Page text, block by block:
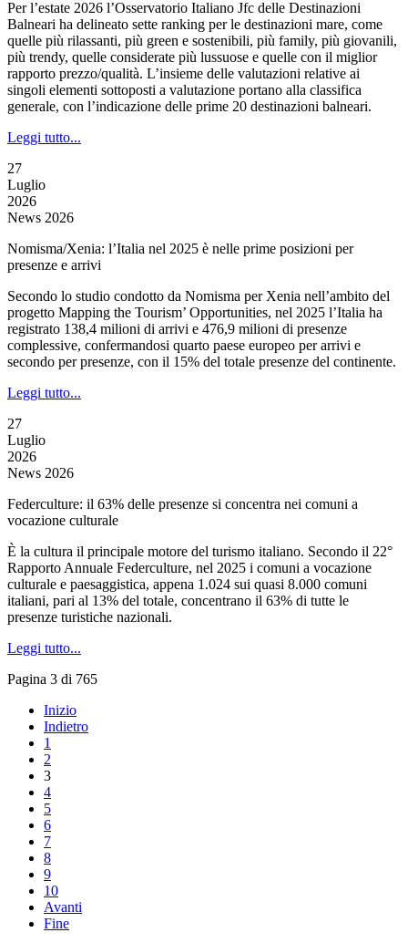
Per l’estate 2026 l’Osservatorio Italiano Jfc delle Destinazioni
Balneari ha delineato sette ranking per le destinazioni mare, come
quelle più rilassanti, più green e sostenibili, più family, più giovanili,
più trendy, quelle considerate più lussuose e quelle con il miglior
rapporto prezzo/qualità. L’insieme delle valutazioni relative ai
singoli elementi sottoposti a valutazione portano alla classifica
generale, con l’indicazione delle prime 20 destinazioni balneari.
Leggi tutto...
27
Luglio
2026
News 2026
Nomisma/Xenia: l’Italia nel 2025 è nelle prime posizioni per
presenze e arrivi
Secondo lo studio condotto da Nomisma per Xenia nell’ambito del
progetto Mapping the Tourism’ Opportunities, nel 2025 l’Italia ha
registrato 138,4 milioni di arrivi e 476,9 milioni di presenze
complessive, confermandosi quarto paese europeo per arrivi e
secondo per presenze, con il 15% del totale presenze del continente.
Leggi tutto...
27
Luglio
2026
News 2026
Federculture: il 63% delle presenze si concentra nei comuni a
vocazione culturale
È la cultura il principale motore del turismo italiano. Secondo il 22°
Rapporto Annuale Federculture, nel 2025 i comuni a vocazione
culturale e paesaggistica, appena 1.024 sui quasi 8.000 comuni
italiani, pari al 13% del totale, concentrano il 63% di tutte le
presenze turistiche nazionali.
Leggi tutto...
Pagina 3 di 765
Inizio
Indietro
1
2
3
4
5
6
7
8
9
10
Avanti
Fine